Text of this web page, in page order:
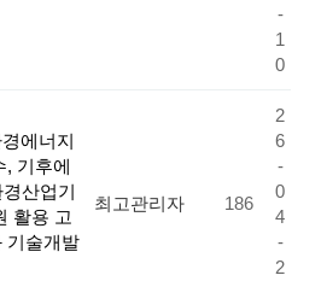
-
1
0
에너지
, 기후에
산업기
활용 고
기술개발
최고관리자 186
2
6
-
0
4
-
2